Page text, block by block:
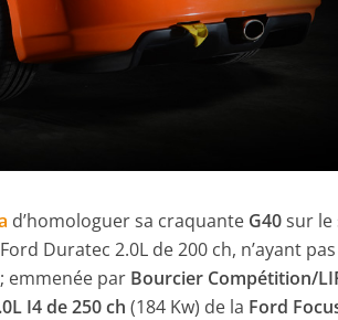
d’homologuer sa craquante G40sur le
Duratec 2.0L de 200 ch, n’ayant
; emmenée par Bourcier Compétition/
I4 de 250 ch (184 Kw) de la Ford